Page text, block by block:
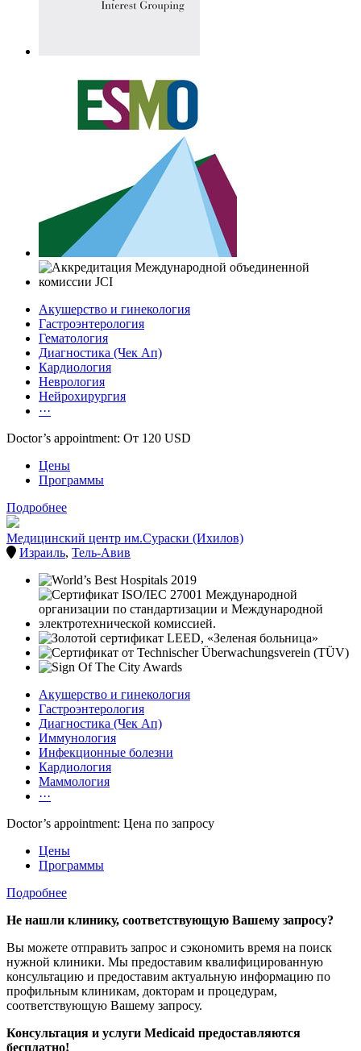
Акушерство и гинекология
Гастроэнтерология
Гематология
Диагностика (Чек Ап)
Кардиология
Неврология
Нейрохирургия
···
Doctor’s appointment: От 120 USD
Цены
Программы
Подробнее
Медицинский центр им.Сураски (Ихилов)
Израиль, Тель-Авив
Акушерство и гинекология
Гастроэнтерология
Диагностика (Чек Ап)
Иммунология
Инфекционные болезни
Кардиология
Маммология
···
Doctor’s appointment: Цена по запросу
Цены
Программы
Подробнее
Не нашли клинику, соответствующую Вашему запросу?
Вы можете отправить запрос и сэкономить время на поиск
нужной клиники. Мы предоставим квалифицированную
консультацию и предоставим актуальную информацию по
профильным клиникам, докторам и процедурам,
соответствующую Вашему запросу.
Консультация и услуги Medicaid предоставляются
бесплатно!